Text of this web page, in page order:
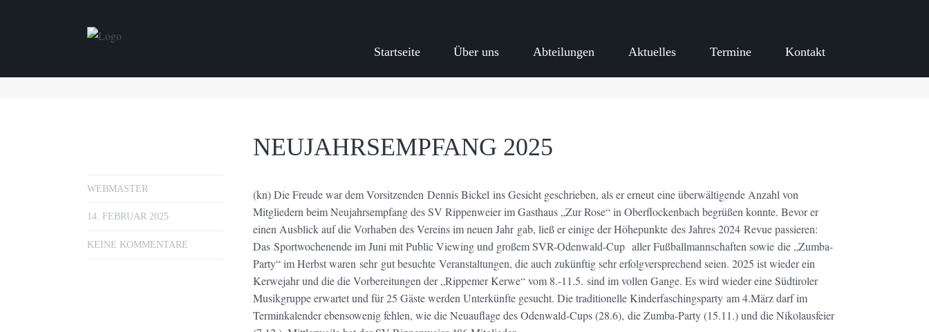
Startseite Über uns Abteilungen Aktuelles Termine Kontakt
NEUJAHRSEMPFANG 2025
WEBMASTER
14. FEBRUAR 2025
KEINE KOMMENTARE
(kn) Die Freude war dem Vorsitzenden Dennis Bickel ins Gesicht geschrieben, als er erneut eine überwältigende Anzahl von
Mitgliedern beim Neujahrsempfang des SV Rippenweier im Gasthaus „Zur Rose“ in Oberflockenbach begrüßen konnte. Bevor er
einen Ausblick auf die Vorhaben des Vereins im neuen Jahr gab, ließ er einige der Höhepunkte des Jahres 2024 Revue passieren:
Das Sportwochenende im Juni mit Public Viewing und großem SVR-Odenwald-Cup aller Fußballmannschaften sowie die „Zumba-
Party“ im Herbst waren sehr gut besuchte Veranstaltungen, die auch zukünftig sehr erfolgversprechend seien. 2025 ist wieder ein
Kerwejahr und die die Vorbereitungen der „Rippemer Kerwe“ vom 8.-11.5. sind im vollen Gange. Es wird wieder eine Südtiroler
Musikgruppe erwartet und für 25 Gäste werden Unterkünfte gesucht. Die traditionelle Kinderfaschingsparty am 4.März darf im
Terminkalender ebensowenig fehlen, wie die Neuauflage des Odenwald-Cups (28.6), die Zumba-Party (15.11.) und die Nikolausfeier